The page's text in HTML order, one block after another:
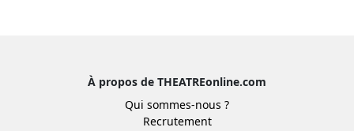
À propos de THEATREonline.com
Qui sommes-nous ?
Recrutement